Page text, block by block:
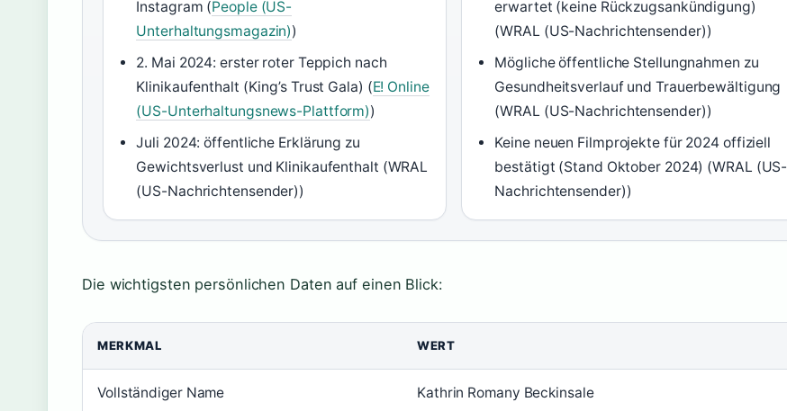
Instagram (People (US-
Unterhaltungsmagazin))
2. Mai 2024: erster roter Teppich nach
Klinikaufenthalt (King’s Trust Gala) (E! Online
(US-Unterhaltungsnews-Plattform))
Juli 2024: öffentliche Erklärung zu
Gewichtsverlust und Klinikaufenthalt (WRAL
(US-Nachrichtensender))
erwartet (keine Rückzugsankündigung)
(WRAL (US-Nachrichtensender))
Mögliche öffentliche Stellungnahmen zu
Gesundheitsverlauf und Trauerbewältigung
(WRAL (US-Nachrichtensender))
Keine neuen Filmprojekte für 2024 offiziell
bestätigt (Stand Oktober 2024) (WRAL (US-
Nachrichtensender))
Die wichtigsten persönlichen Daten auf einen Blick:
MERKMAL WERT
Vollständiger Name Kathrin Romany Beckinsale